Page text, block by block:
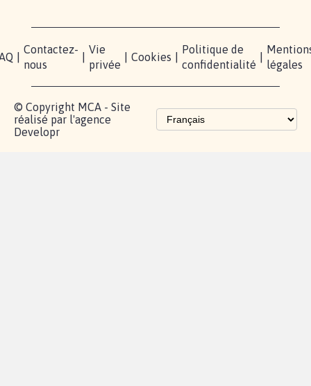
Contactez-
nous
Vie
privée
Cookies
Politique de
confidentialité
légales
© Copyright MCA - Site
réalisé par l'agence
Developr